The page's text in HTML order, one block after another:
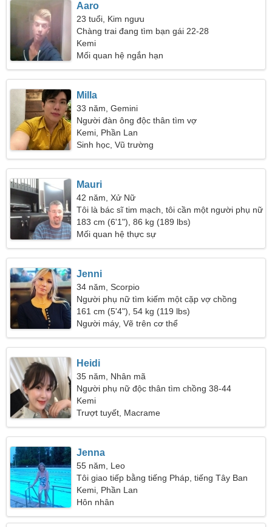
Aaro
23 tuổi, Kim ngưu
Chàng trai đang tìm bạn gái 22-28
Kemi
Mối quan hệ ngắn hạn
Milla
33 năm, Gemini
Người đàn ông độc thân tìm vợ
Kemi, Phần Lan
Sinh học, Vũ trường
Mauri
42 năm, Xử Nữ
Tôi là bác sĩ tim mạch, tôi cần một người phụ nữ
quyến rũ
183 cm (6'1"), 86 kg (189 lbs)
Mối quan hệ thực sự
Jenni
34 năm, Scorpio
Người phụ nữ tìm kiếm một cặp vợ chồng
161 cm (5'4"), 54 kg (119 lbs)
Người máy, Vẽ trên cơ thể
Heidi
35 năm, Nhân mã
Người phụ nữ độc thân tìm chồng 38-44
Kemi
Trượt tuyết, Macrame
Jenna
55 năm, Leo
Tôi giao tiếp bằng tiếng Pháp, tiếng Tây Ban
Nha
Kemi, Phần Lan
Hôn nhân